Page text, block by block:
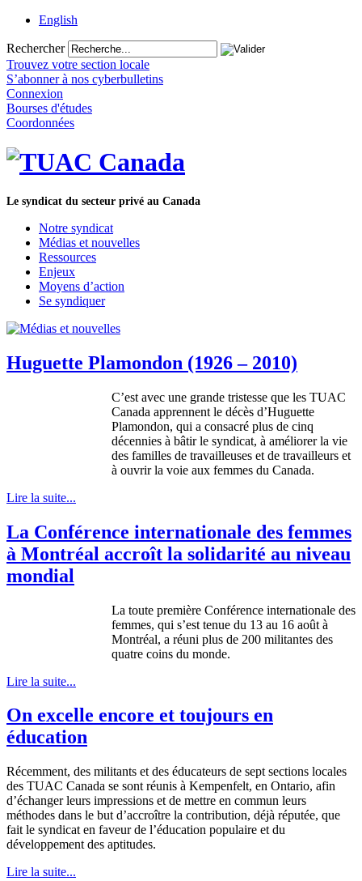
English
Rechercher
Trouvez votre section locale
S’abonner à nos cyberbulletins
Connexion
Bourses d'études
Coordonnées
Le syndicat du secteur privé au Canada
Notre syndicat
Médias et nouvelles
Ressources
Enjeux
Moyens d’action
Se syndiquer
Huguette Plamondon (1926 – 2010)
C’est avec une grande tristesse que les TUAC
Canada apprennent le décès d’Huguette
Plamondon, qui a consacré plus de cinq
décennies à bâtir le syndicat, à améliorer la vie
des familles de travailleuses et de travailleurs et
à ouvrir la voie aux femmes du Canada.
Lire la suite...
La Conférence internationale des femmes
à Montréal accroît la solidarité au niveau
mondial
La toute première Conférence internationale des
femmes, qui s’est tenue du 13 au 16 août à
Montréal, a réuni plus de 200 militantes des
quatre coins du monde.
Lire la suite...
On excelle encore et toujours en
éducation
Récemment, des militants et des éducateurs de sept sections locales
des TUAC Canada se sont réunis à Kempenfelt, en Ontario, afin
d’échanger leurs impressions et de mettre en commun leurs
méthodes dans le but d’accroître la contribution, déjà réputée, que
fait le syndicat en faveur de l’éducation populaire et du
développement des aptitudes.
Lire la suite...